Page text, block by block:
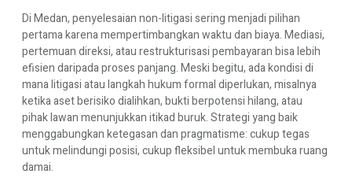
Di Medan, penyelesaian non-litigasi sering menjadi pilihan
pertama karena mempertimbangkan waktu dan biaya. Mediasi,
pertemuan direksi, atau restrukturisasi pembayaran bisa lebih
efisien daripada proses panjang. Meski begitu, ada kondisi di
mana litigasi atau langkah hukum formal diperlukan, misalnya
ketika aset berisiko dialihkan, bukti berpotensi hilang, atau
pihak lawan menunjukkan itikad buruk. Strategi yang baik
menggabungkan ketegasan dan pragmatisme: cukup tegas
untuk melindungi posisi, cukup fleksibel untuk membuka ruang
damai.